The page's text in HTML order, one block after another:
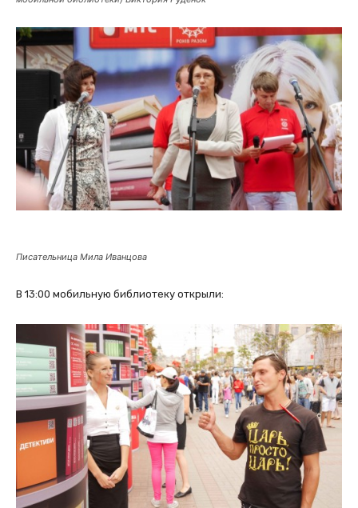
Писательница Мила Иванцова
В 13:00 мобильную библиотеку открыли: